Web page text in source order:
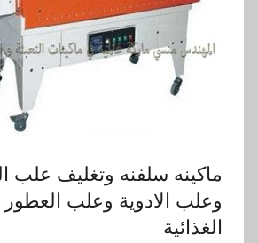
ماكينه سلفنه وتغليف علب
وعلب الادوية وعلب
الغذائية